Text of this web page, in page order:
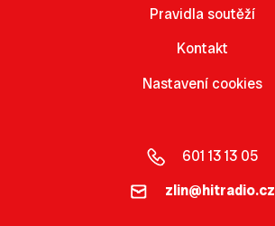
Pravidla soutěží
Kontakt
Nastavení cookies
601 13 13 05
zlin@hitradio.cz